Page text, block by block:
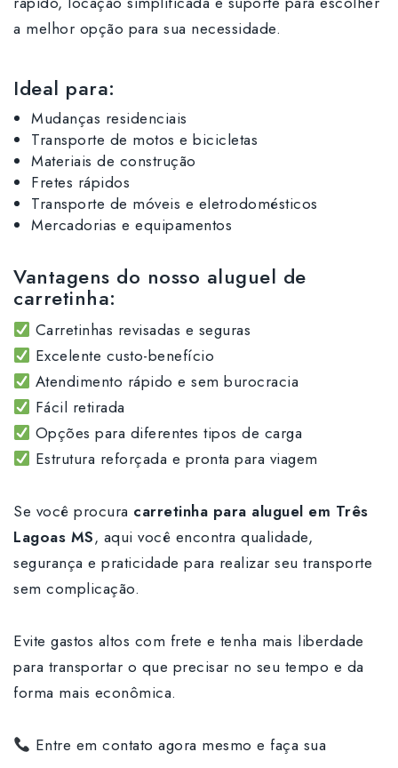
a melhor opção para sua necessidade.
Ideal para:
Mudanças residenciais
Transporte de motos e bicicletas
Materiais de construção
Fretes rápidos
Transporte de móveis e eletrodomésticos
Mercadorias e equipamentos
Vantagens do nosso aluguel de
carretinha:
Carretinhas revisadas e seguras
Excelente custo-benefício
Atendimento rápido e sem burocracia
Fácil retirada
Opções para diferentes tipos de carga
Estrutura reforçada e pronta para viagem
Se você procura carretinha para aluguel em Três
Lagoas MS, aqui você encontra qualidade,
segurança e praticidade para realizar seu transporte
sem complicação.
Evite gastos altos com frete e tenha mais liberdade
para transportar o que precisar no seu tempo e da
forma mais econômica.
Entre em contato agora mesmo e faça sua